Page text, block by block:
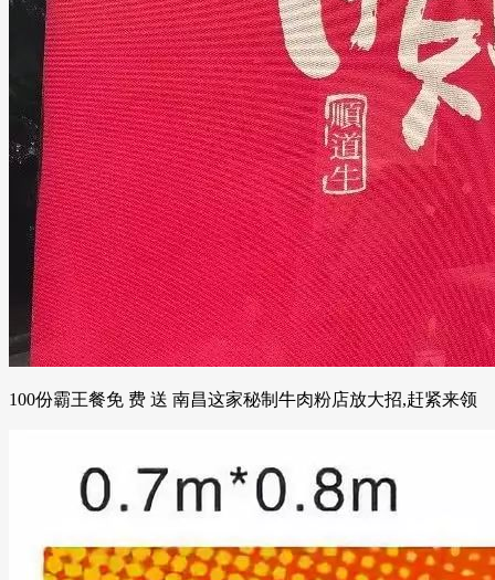
100份霸王餐免 费 送 南昌这家秘制牛肉粉店放大招,赶紧来领